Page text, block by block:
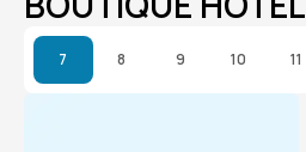
7 8 9 10 11